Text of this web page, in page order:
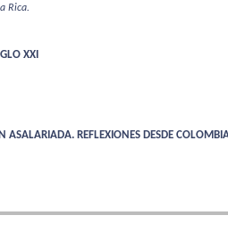
Rica.
XXI
REFLEXIONES DESDE